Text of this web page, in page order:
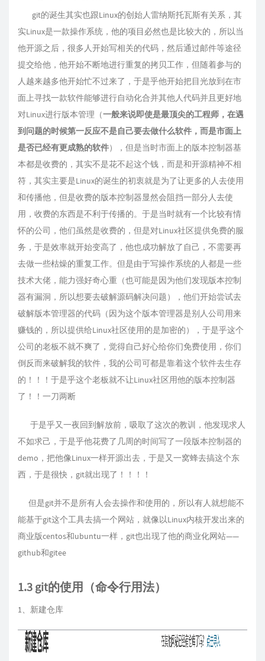
git的诞生其实也跟Linux的创始人雷纳斯托瓦斯有关系，其
实Linux是一款操作系统，他的项目必然也是比较大的，所以当
他开源之后，很多人开始写相关的代码，然后通过邮件等途径
提交给他，他开始不断地进行重复的拷贝工作，但随着参与的
人越来越多他开始忙不过来了，于是乎他开始把目光放到在市
面上寻找一款软件能够进行自动化合并其他人代码并且更好地
对Linux进行版本管理（一般来说即使是最顶尖的工程师，在遇
到问题的时候第一反应不是自己要去做什么软件，而是市面上
是否已经有更成熟的软件），但是当时市面上的版本控制器基
本都是收费的，其实不是花不起这个钱，而是和开源精神不相
符，其实主要是Linux的诞生的初衷就是为了让更多的人去使用
和传播他，但是收费的版本控制器显然会阻挡一部分人去使
用，收费的东西是不利于传播的。于是当时就有一个比较有情
怀的公司，他们虽然是收费的，但是对Linux社区提供免费的服
务，于是效率就开始变高了，他也成功解放了自己，不需要再
去做一些枯燥的重复工作。但是由于写操作系统的人都是一些
技术大佬，能力强好奇心重（也可能是因为他们发现版本控制
器有漏洞，所以想要去破解源码解决问题），他们开始尝试去
破解版本管理器的代码（因为这个版本管理器是别人公司用来
赚钱的，所以提供给Linux社区使用的是加密的），于是乎这个
公司的老板不就不爽了，觉得自己好心给你们免费使用，你们
倒反而来破解我的软件，我的公司可都是靠着这个软件去生存
的！！！于是乎这个老板就不让Linux社区用他的版本控制器
了！！一刀两断
于是乎又一夜回到解放前，吸取了这次的教训，他发现求人
不如求己，于是乎他花费了几周的时间写了一段版本控制器的
demo，把他像Linux一样开源出去，于是又一窝蜂去搞这个东
西，于是很快，git就出现了！！！！
但是git并不是所有人会去操作和使用的，所以有人就想能不
能基于git这个工具去搞一个网站，就像以Linux内核开发出来的
商业版centos和ubuntu一样，git也出现了他的商业化网站——
github和gitee
1.3 git的使用（命令行用法）
1、新建仓库